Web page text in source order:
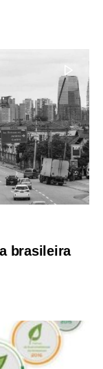
brasileira